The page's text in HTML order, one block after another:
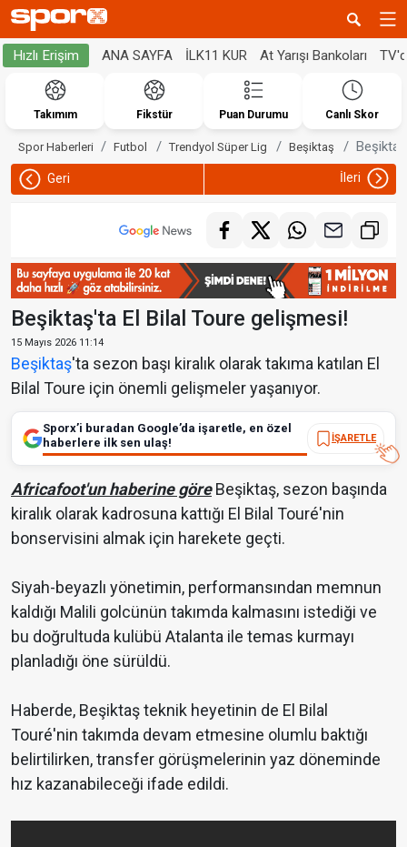
Hızlı Erişim ANA SAYFA İLK11 KUR At Yarışı Bankoları
Takımım Fikstür Puan Durumu Canlı Skor
Spor Haberleri Futbol Trendyol Süper Lig Beşiktaş
Geri İleri
Beşiktaş'ta El Bilal Toure gelişmesi!
15 Mayıs 2026 11:14
Beşiktaş'ta sezon başı kiralık olarak takıma katılan El
Bilal Toure için önemli gelişmeler yaşanıyor.
Sporx’i buradan Google’da işaretle, en özel
haberlere ilk sen ulaş!
İŞARETLE
Africafoot'un haberine göreBeşiktaş, sezon başında
kiralık olarak kadrosuna kattığı El Bilal Touré'nin
bonservisini almak için harekete geçti.
Siyah-beyazlı yönetimin, performansından memnun
kaldığı Malili golcünün takımda kalmasını istediği ve
bu doğrultuda kulübü Atalanta ile temas kurmayı
planladığı öne sürüldü.
Haberde, Beşiktaş teknik heyetinin de El Bilal
Touré'nin takımda devam etmesine olumlu baktığı
belirtilirken, transfer görüşmelerinin yaz döneminde
hız kazanabileceği ifade edildi.